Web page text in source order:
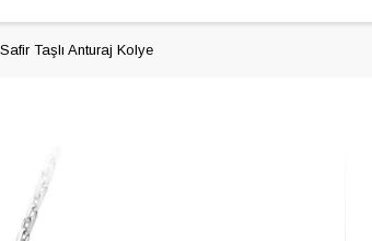
Taşlı Anturaj Kolye